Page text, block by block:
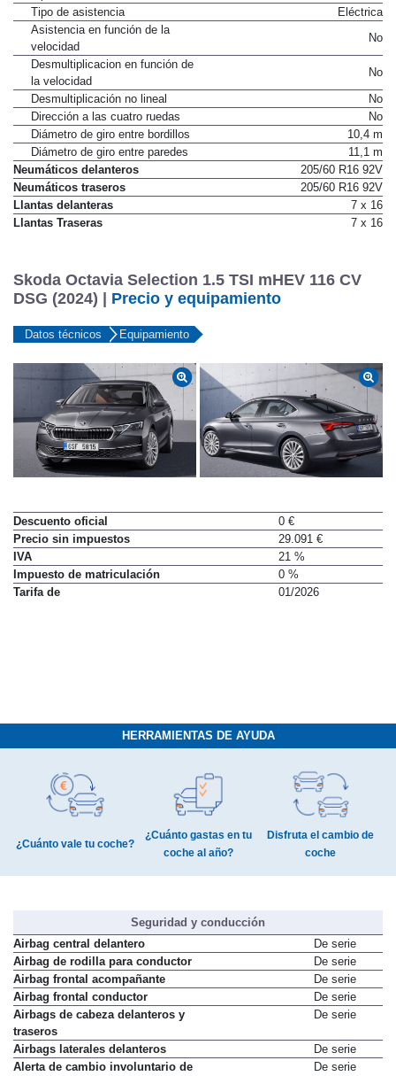
Tipo de asistencia
Eléctrica
Asistencia en función de la
velocidad
No
Desmultiplicacion en función de
la velocidad
No
Desmultiplicación no lineal
No
Dirección a las cuatro ruedas
No
Diámetro de giro entre bordillos
10,4 m
Diámetro de giro entre paredes
11,1 m
Neumáticos delanteros
205/60 R16 92V
Neumáticos traseros
205/60 R16 92V
Llantas delanteras
7 x 16
Llantas Traseras
7 x 16
Skoda Octavia Selection 1.5 TSI mHEV 116 CV
DSG (2024) | Precio y equipamiento
Datos técnicos Equipamiento
Descuento oficial
0 €
Precio sin impuestos
29.091 €
IVA
21 %
Impuesto de matriculación
0 %
Tarifa de
01/2026
HERRAMIENTAS DE AYUDA
¿Cuánto vale tu coche?
¿Cuánto gastas en tu
coche al año?
Disfruta el cambio de
coche
Seguridad y conducción
Airbag central delantero
De serie
Airbag de rodilla para conductor
De serie
Airbag frontal acompañante
De serie
Airbag frontal conductor
De serie
Airbags de cabeza delanteros y
traseros
De serie
Airbags laterales delanteros
De serie
Alerta de cambio involuntario de
De serie